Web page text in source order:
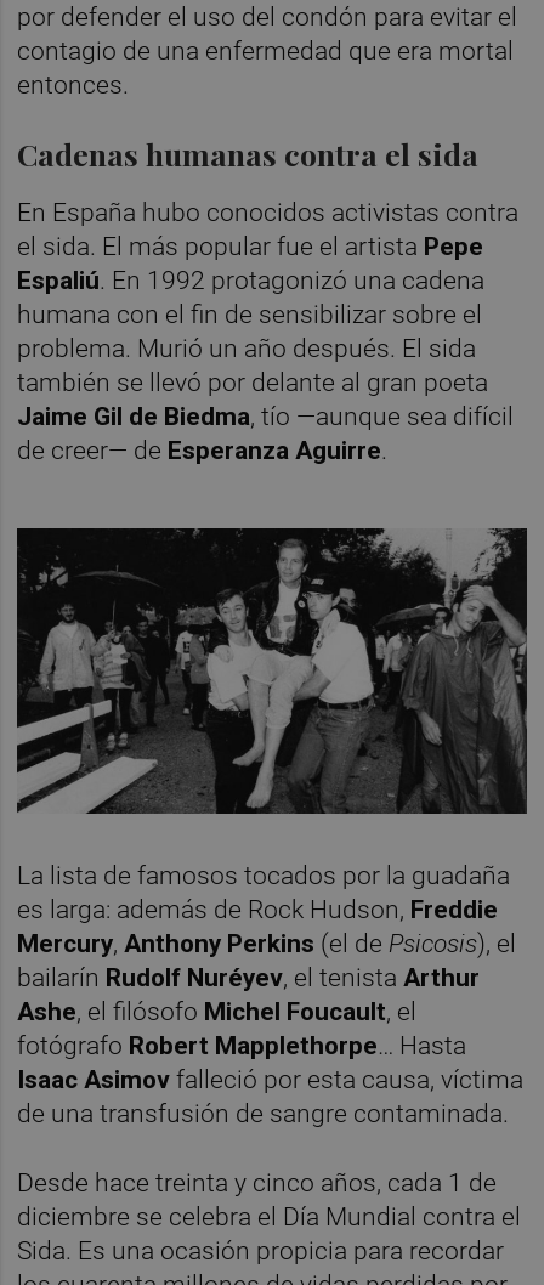
por defender el uso del condón para evitar el
contagio de una enfermedad que era mortal
entonces.
Cadenas humanas contra el sida
En España hubo conocidos activistas contra
el sida. El más popular fue el artista Pepe
Espaliú. En 1992 protagonizó una cadena
humana con el fin de sensibilizar sobre el
problema. Murió un año después. El sida
también se llevó por delante al gran poeta
Jaime Gil de Biedma, tío —aunque sea difícil
de creer— de Esperanza Aguirre.
La lista de famosos tocados por la guadaña
es larga: además de Rock Hudson, Freddie
Mercury, Anthony Perkins (el de Psicosis), el
bailarín Rudolf Nuréyev, el tenista Arthur
Ashe, el filósofo Michel Foucault, el
fotógrafo Robert Mapplethorpe… Hasta
Isaac Asimov falleció por esta causa, víctima
de una transfusión de sangre contaminada.
Desde hace treinta y cinco años, cada 1 de
diciembre se celebra el Día Mundial contra el
Sida. Es una ocasión propicia para recordar